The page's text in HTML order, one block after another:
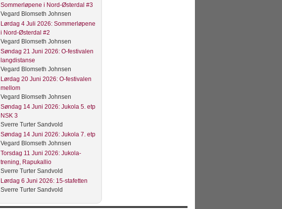
Sommerløpene i Nord-Østerdal #3
Vegard Blomseth Johnsen
Lørdag 4 Juli 2026: Sommerløpene
i Nord-Østerdal #2
Vegard Blomseth Johnsen
Søndag 21 Juni 2026: O-festivalen
langdistanse
Vegard Blomseth Johnsen
Lørdag 20 Juni 2026: O-festivalen
mellom
Vegard Blomseth Johnsen
Søndag 14 Juni 2026: Jukola 5. etp
NSK 3
Sverre Turter Sandvold
Søndag 14 Juni 2026: Jukola 7. etp
Vegard Blomseth Johnsen
Torsdag 11 Juni 2026: Jukola-
trening, Rapukallio
Sverre Turter Sandvold
Lørdag 6 Juni 2026: 15-stafetten
Sverre Turter Sandvold